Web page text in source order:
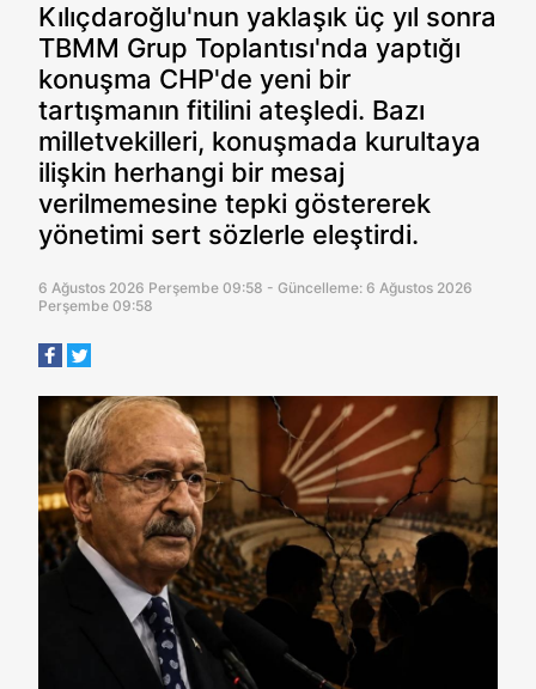
Kılıçdaroğlu'nun yaklaşık üç yıl sonra
TBMM Grup Toplantısı'nda yaptığı
konuşma CHP'de yeni bir
tartışmanın fitilini ateşledi. Bazı
milletvekilleri, konuşmada kurultaya
ilişkin herhangi bir mesaj
verilmemesine tepki göstererek
yönetimi sert sözlerle eleştirdi.
6 Ağustos 2026 Perşembe 09:58 - Güncelleme: 6 Ağustos 2026
Perşembe 09:58